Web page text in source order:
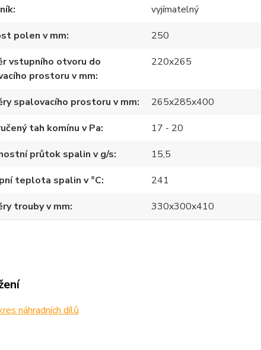
vyjímatelný
polen v mm
250
vstupního otvoru do
prostoru v mm
220x265
spalovacího prostoru v mm
265x285x400
tah komínu v Pa
17 - 20
průtok spalin v g/s
15,5
teplota spalin v °C
241
trouby v mm
330x300x410
náhradních dílů